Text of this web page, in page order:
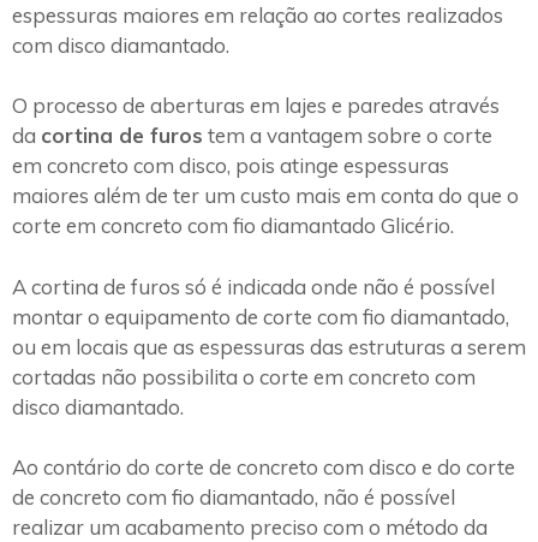
espessuras maiores em relação ao cortes realizados
com disco diamantado.
O processo de aberturas em lajes e paredes através
da cortina de furos tem a vantagem sobre o corte
em concreto com disco, pois atinge espessuras
maiores além de ter um custo mais em conta do que o
corte em concreto com fio diamantado Glicério.
A cortina de furos só é indicada onde não é possível
montar o equipamento de corte com fio diamantado,
ou em locais que as espessuras das estruturas a serem
cortadas não possibilita o corte em concreto com
disco diamantado.
Ao contário do corte de concreto com disco e do corte
de concreto com fio diamantado, não é possível
realizar um acabamento preciso com o método da